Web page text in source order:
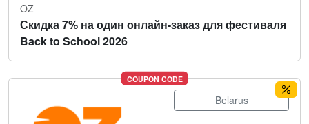
OZ
Скидка 7% на один онлайн-заказ для фестиваля
Back to School 2026
COUPON CODE
Belarus